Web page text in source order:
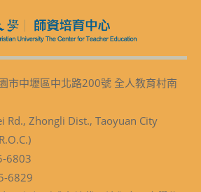
市中壢區中北路200號 全人教育村南
Rd., Zhongli Dist., Taoyuan City
6803
6829